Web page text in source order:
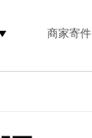
商家寄件